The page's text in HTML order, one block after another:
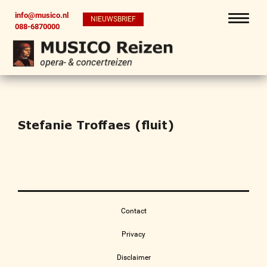
info@musico.nl
088-6870000
NIEUWSBRIEF
Stefanie Troffaes (fluit)
Contact
Privacy
Disclaimer